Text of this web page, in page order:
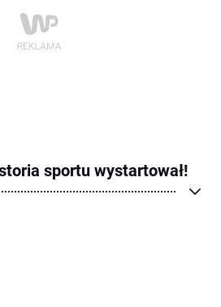
sportu wystartował!